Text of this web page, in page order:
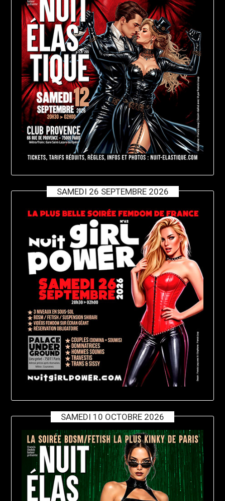
SAMEDI 26 SEPTEMBRE 2026
SAMEDI 10 OCTOBRE 2026